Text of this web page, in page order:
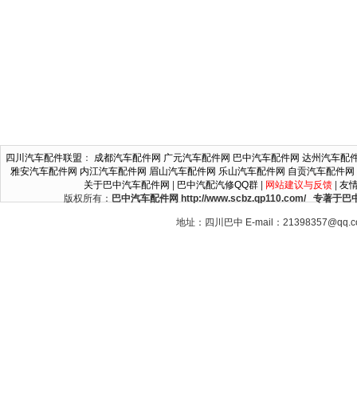
四川汽车配件联盟 ： 成都汽车配件网 广元汽车配件网 巴中汽车配件网 达州汽车配
雅安汽车配件网 内江汽车配件网 眉山汽车配件网 乐山汽车配件网 自贡汽车配件网
关于巴中汽车配件网
巴中汽配汽修QQ群| 网站建议与反馈| 友
版权所有： 巴中汽车配件网 http://www.scbz.qp110.com/ 专著于巴
地址：四川巴中 E-mail：